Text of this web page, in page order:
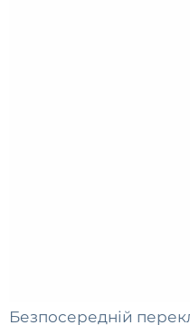
Безпосередній